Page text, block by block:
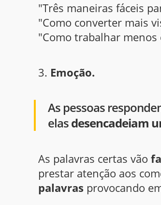
"Três maneiras fáceis
"Como converter mais
"Como trabalhar menos
3. Emoção.
As pessoas
elasdesencadeiam
As palavras certas vão
prestar atenção aos
palavras provocando